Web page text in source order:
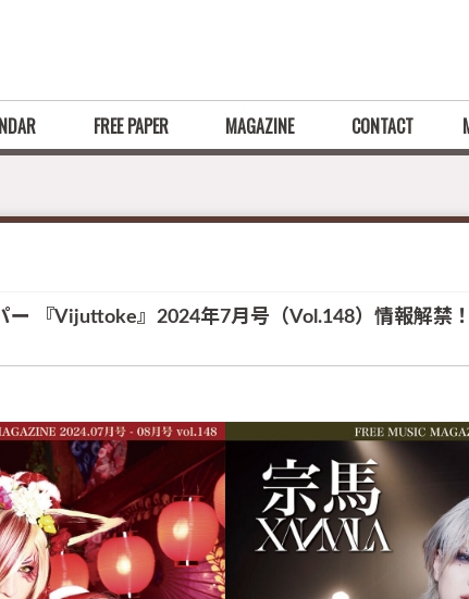
FREE PAPER MAGAZINE CONTACT
ー 『Vijuttoke』2024年7月号（Vol.148）情報解禁